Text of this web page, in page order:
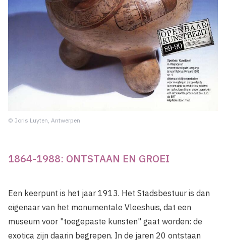
© Joris Luyten, Antwerpen
1864-1988: ONTSTAAN EN GROEI
Een keerpunt is het jaar 1913. Het Stadsbestuur is dan
eigenaar van het monumentale Vleeshuis, dat een
museum voor "toegepaste kunsten" gaat worden: de
exotica zijn daarin begrepen. In de jaren 20 ontstaan